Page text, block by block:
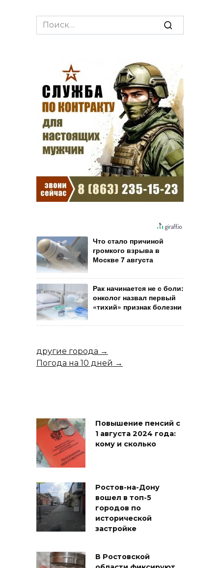
Search
for:
Что стало причиной
громкого взрыва в
Москве 7 августа
Рак начинается не с боли:
онколог назвал первый
«тихий» признак болезни
другие города →
Погода на 10 дней →
Повышение пенсий с
1 августа 2024 года:
кому и сколько
Ростов-на-Дону
вошел в топ-5
городов по
исторической
застройке
В Ростовской